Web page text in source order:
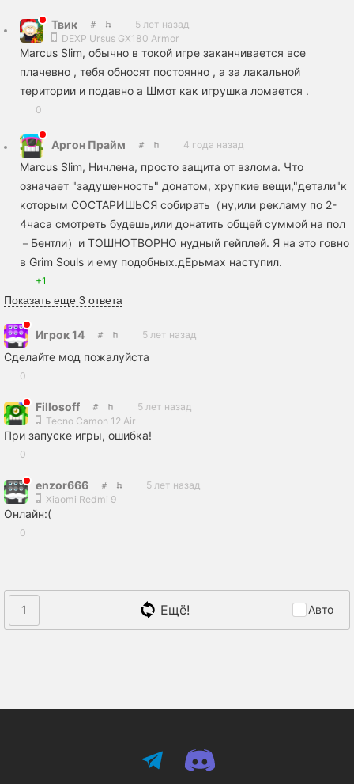
Твик
5 лет назад
DEXP Ursus GX180 Armor
Marcus Slim, обычно в токой игре заканчивается все
плачевно , тебя обносят постоянно , а за лакальной
територии и подавно а Шмот как игрушка ломается .
0
Аргон Прайм 4 года назад
Marcus Slim, Ничлена, просто защита от взлома. Что
означает "задушенность" донатом, хрупкие вещи,"детали"к
которым СОСТАРИШЬСЯ собирать（ну,или рекламу по 2-
4часа смотреть будешь,или донатить общей суммой на пол
－Бентли）и ТОШНОТВОРНО нудный гейплей. Я на это говно
в Grim Souls и ему подобных.дЕрьмах наступил.
+1
Показать еще 3 ответа
Игрок 14 5 лет назад
Сделайте мод пожалуйста
0
Fillosoff
5 лет назад
Tecno Camon 12 Air
При запуске игры, ошибка!
0
enzor666
5 лет назад
Xiaomi Redmi 9
Онлайн:(
0
1 Ещё! Авто